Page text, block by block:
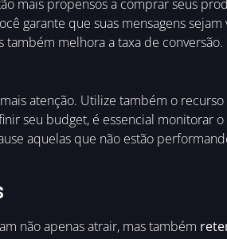
mais propensos a comprar seus
garante que suas mensagens sejam
melhora a taxa de conversão.
atenção. Utilize também o recurso
seu budget, é essencial monitorar
aquelas que não estão
não apenas atrair, mas também